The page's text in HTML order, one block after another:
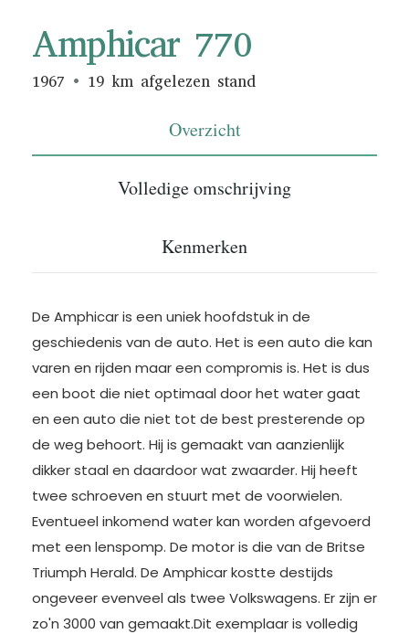
Amphicar 770
1967 19 km afgelezen stand
Overzicht
Volledige omschrijving
Kenmerken
De Amphicar is een uniek hoofdstuk in de
geschiedenis van de auto. Het is een auto die kan
varen en rijden maar een compromis is. Het is dus
een boot die niet optimaal door het water gaat
en een auto die niet tot de best presterende op
de weg behoort. Hij is gemaakt van aanzienlijk
dikker staal en daardoor wat zwaarder. Hij heeft
twee schroeven en stuurt met de voorwielen.
Eventueel inkomend water kan worden afgevoerd
met een lenspomp. De motor is die van de Britse
Triumph Herald. De Amphicar kostte destijds
ongeveer evenveel als twee Volkswagens. Er zijn er
zo'n 3000 van gemaakt.Dit exemplaar is volledig